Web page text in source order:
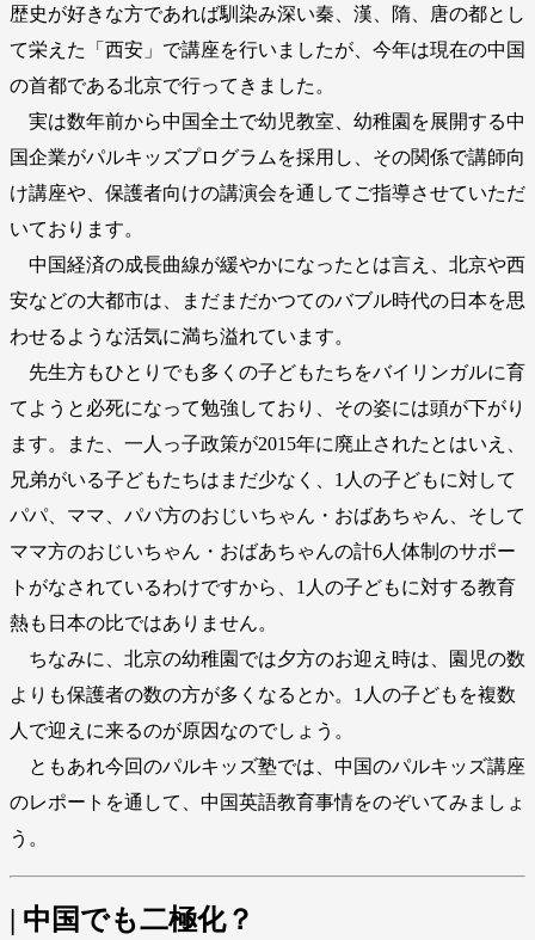
歴史が好きな方であれば馴染み深い秦、漢、隋、唐の都とし
て栄えた「西安」で講座を行いましたが、今年は現在の中国
の首都である北京で行ってきました。
実は数年前から中国全土で幼児教室、幼稚園を展開する中
国企業がパルキッズプログラムを採用し、その関係で講師向
け講座や、保護者向けの講演会を通してご指導させていただ
いております。
中国経済の成長曲線が緩やかになったとは言え、北京や西
安などの大都市は、まだまだかつてのバブル時代の日本を思
わせるような活気に満ち溢れています。
先生方もひとりでも多くの子どもたちをバイリンガルに育
てようと必死になって勉強しており、その姿には頭が下がり
ます。また、一人っ子政策が2015年に廃止されたとはいえ、
兄弟がいる子どもたちはまだ少なく、1人の子どもに対して
パパ、ママ、パパ方のおじいちゃん・おばあちゃん、そして
ママ方のおじいちゃん・おばあちゃんの計6人体制のサポー
トがなされているわけですから、1人の子どもに対する教育
熱も日本の比ではありません。
ちなみに、北京の幼稚園では夕方のお迎え時は、園児の数
よりも保護者の数の方が多くなるとか。1人の子どもを複数
人で迎えに来るのが原因なのでしょう。
ともあれ今回のパルキッズ塾では、中国のパルキッズ講座
のレポートを通して、中国英語教育事情をのぞいてみましょ
う。
| 中国でも二極化？